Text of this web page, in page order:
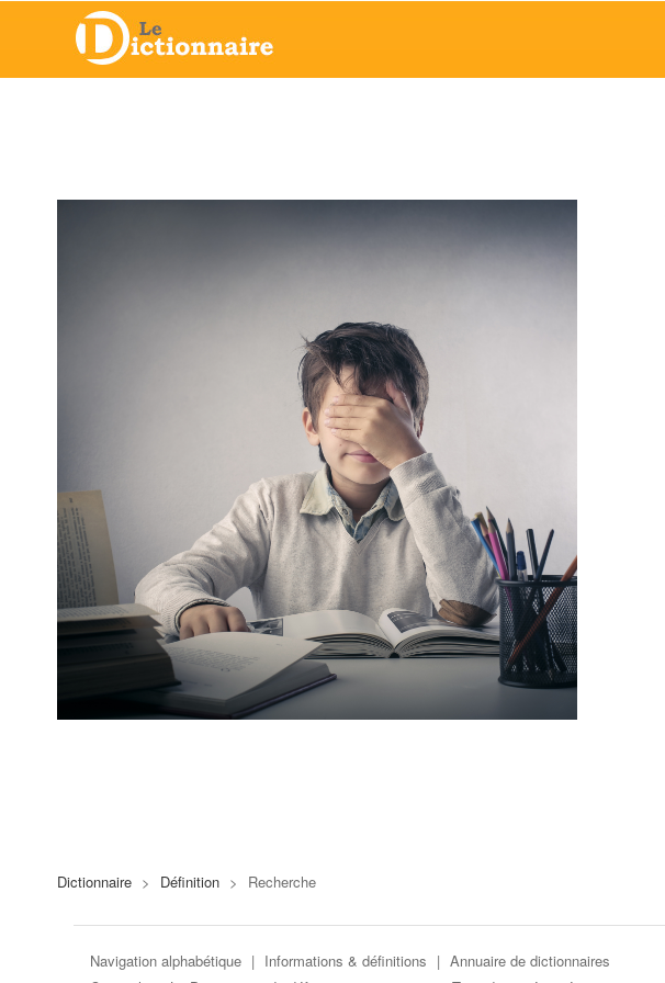
Dictionnaire > Définition > Recherche
Navigation alphabétique | Informations & définitions | Annuaire de dictionnaires